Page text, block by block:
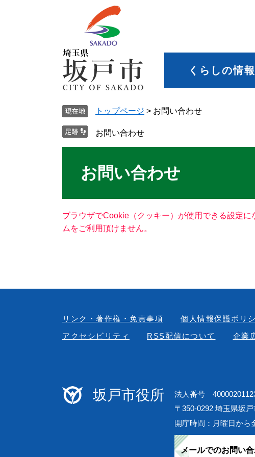
くらしの情報
トップページ > お問い合わせ
お問い合わせ
お問い合わせ
ブラウザでCookie（クッキー）が使用できる設定
ムをご利用頂けません。
リンク・著作権・免責事項
個人情報保護ポリ
アクセシビリティ
RSS配信について 企業
坂戸市役所
法人番号
〒350-0292 埼玉県坂
開庁時間：月曜日から
メールでのお問い